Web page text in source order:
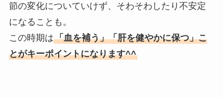
節の変化についていけず、そわそわしたり不安定
になることも。
この時期は「血を補う」「肝を健やかに保つ」こ
とがキーポイントになります^^